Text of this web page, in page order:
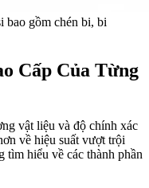
bao gồm chén bi, bi
Cấp Của Từng
vật liệu và độ chính xác
về hiệu suất vượt trội
tìm hiểu về các thành phần